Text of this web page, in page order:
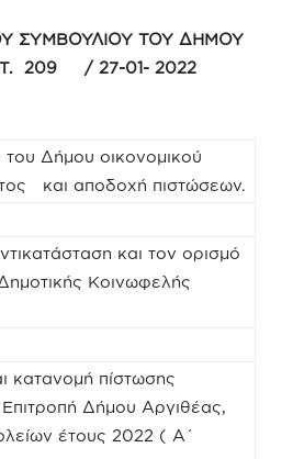
ΣΥΜΒΟΥΛΙΟΥ ΤΟΥ ΔΗΜΟΥ
209 / 27-01- 2022
Δήμου οικονομικού
και αποδοχή πιστώσεων.
και τον ορισμό
Κοινωφελής
κατανομή πίστωσης
Δήμου Αργιθέας,
έτους 2022 ( A΄